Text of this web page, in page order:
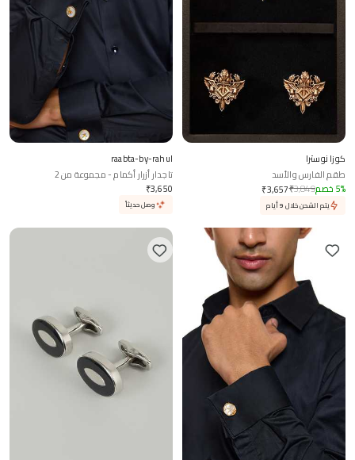
كوزا نوسترا
طقم الفارس والأسد
₹3,657₹3,849 5% خصم
يتم الشحن خلال 9 أيام
raabta-by-rahul
تاجدار أزرار أكمام - مجموعة من 2
₹3,650
وصل حديثاً